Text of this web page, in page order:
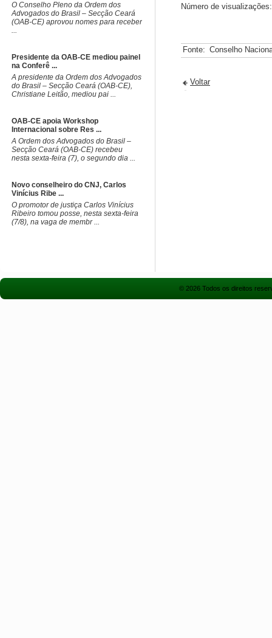
O Conselho Pleno da Ordem dos
Advogados do Brasil – Secção Ceará
(OAB-CE) aprovou nomes para receber
...
Presidente da OAB-CE mediou painel
na Conferê ...
A presidente da Ordem dos Advogados
do Brasil – Secção Ceará (OAB-CE),
Christiane Leitão, mediou pai ...
OAB-CE apoia Workshop
Internacional sobre Res ...
A Ordem dos Advogados do Brasil –
Secção Ceará (OAB-CE) recebeu
nesta sexta-feira (7), o segundo dia ...
Novo conselheiro do CNJ, Carlos
Vinícius Ribe ...
O promotor de justiça Carlos Vinícius
Ribeiro tomou posse, nesta sexta-feira
(7/8), na vaga de membr ...
Número de
Fonte: Conselho
Voltar
© 2026 Todos os direitos